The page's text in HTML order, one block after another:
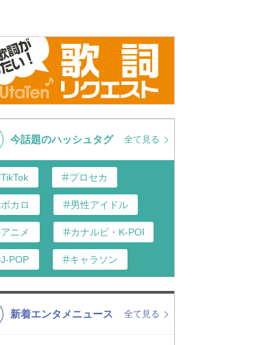
今話題のハッシュタグ 全て見る
TikTok プロセカ
ボカロ 男性アイドル
アニメ カナルビ・K-POP和訳
J-POP キャラソン
K-POP 演歌・歌謡
新着エンタメニュース 全て見る